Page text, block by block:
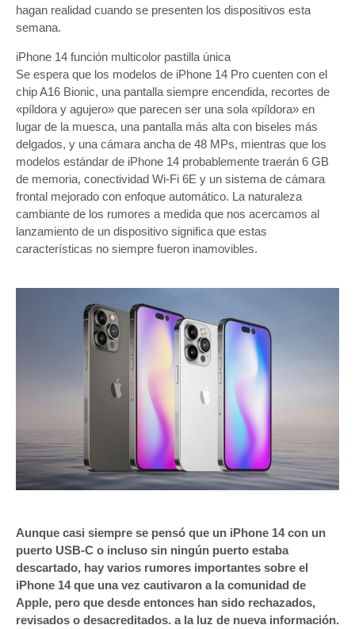
hagan realidad cuando se presenten los dispositivos esta
semana.
iPhone 14 función multicolor pastilla única
Se espera que los modelos de iPhone 14 Pro cuenten con el
chip A16 Bionic, una pantalla siempre encendida, recortes de
«píldora y agujero» que parecen ser una sola «píldora» en
lugar de la muesca, una pantalla más alta con biseles más
delgados, y una cámara ancha de 48 MPs, mientras que los
modelos estándar de ‌iPhone 14‌ probablemente traerán 6 GB
de memoria, conectividad Wi-Fi 6E y un sistema de cámara
frontal mejorado con enfoque automático. La naturaleza
cambiante de los rumores a medida que nos acercamos al
lanzamiento de un dispositivo significa que estas
características no siempre fueron inamovibles.
Aunque casi siempre se pensó que un ‌iPhone 14‌ con un
puerto USB-C o incluso sin ningún puerto estaba
descartado, hay varios rumores importantes sobre el
‌iPhone 14‌ que una vez cautivaron a la comunidad de
Apple, pero que desde entonces han sido rechazados,
revisados ​​o desacreditados. a la luz de nueva información.